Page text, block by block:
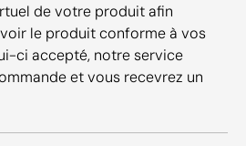
de votre produit afin
le produit conforme à vos
ci accepté, notre service
et vous recevrez un